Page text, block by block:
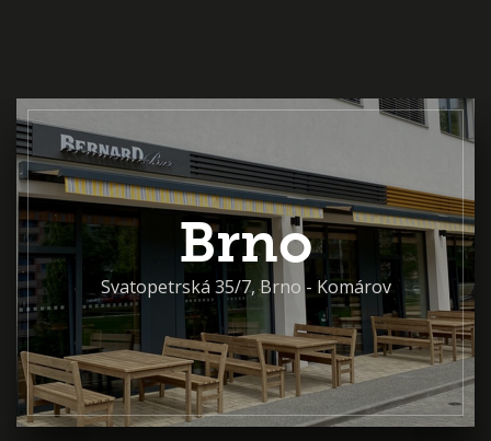
Brno
Svatopetrská 35/7, Brno - Komárov